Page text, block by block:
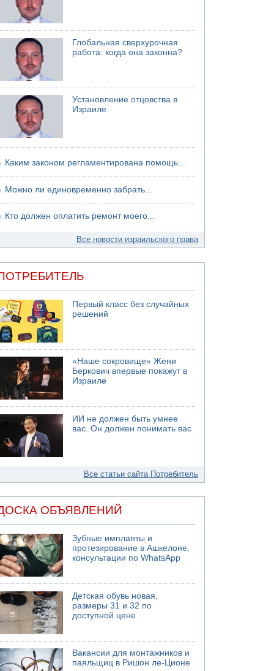
Глобальная сверхурочная
работа: когда она законна?
Установление отцовства в
Израиле
Каким законом регламентирована помощь...
Можно ли единовременно забрать...
Кто должен оплатить ремонт моего...
Все новости израильского права
Первый класс без случайных
решений
«Наше сокровище» Жени
Беркович впервые покажут в
Израиле
ИИ не должен быть умнее
вас. Он должен понимать вас
Все статьи сайта Потребитель
ОБЪЯВЛЕНИЙ
Зубные импланты и
протезирование в Ашкелоне,
консультации по WhatsApp
Детская обувь новая,
размеры 31 и 32 по
доступной цене
Вакансии для монтажников и
паяльщиц в Ришон ле-Ционе